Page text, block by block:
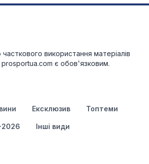
використання матеріалів
prosportua.com є обов'язковим.
Ексклюзив Топтеми
Інші види